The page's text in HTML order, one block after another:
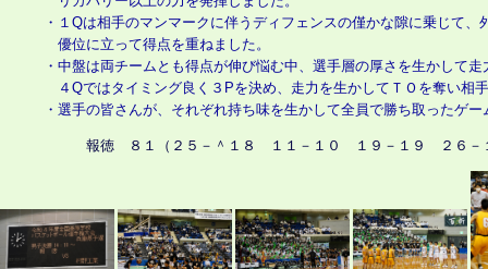
・１Qは相手のマンマークに伴うディフェンスの僅かな隙に乗じて
優位に立って得点を重ねました。
・中盤は両チームとも得点が伸び悩む中、選手層の厚さを生かして
４Qではタイミング良く３Pを決め、走力を生かしてＴＯを奪い相
・選手の皆さんが、それぞれ持ち味を生かして全員で勝ち取ったゲー
報徳 ８１（２５－＾１８ １１－１０ １９－１９ ２６－